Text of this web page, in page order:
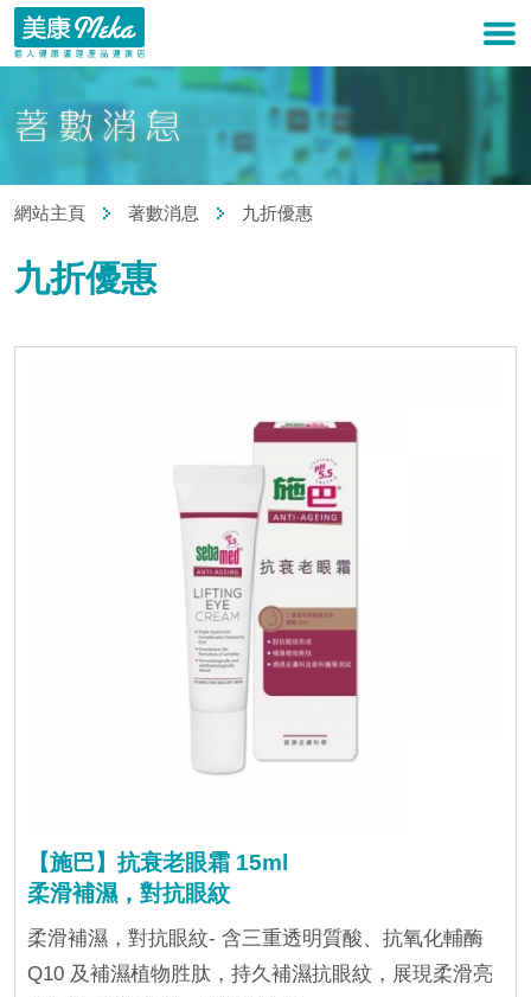
網站主頁 著數消息 九折優惠
九折優惠
【施巴】抗衰老眼霜 15ml
柔滑補濕，對抗眼紋
柔滑補濕，對抗眼紋- 含三重透明質酸、抗氧化輔酶
Q10 及補濕植物胜肽，持久補濕抗眼紋，展現柔滑亮